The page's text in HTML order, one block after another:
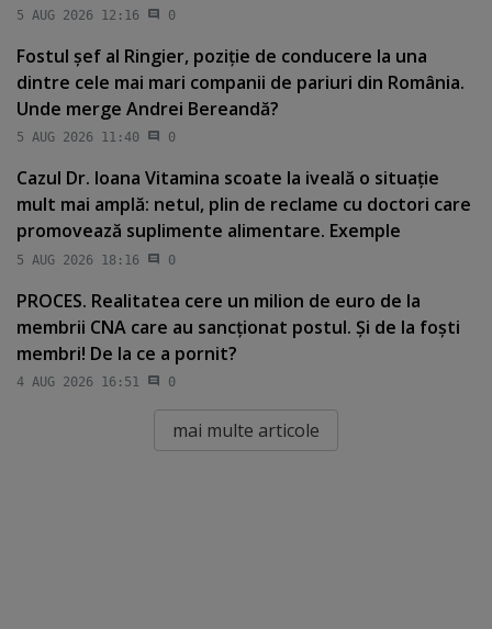
5 AUG 2026 12:16 0
Fostul şef al Ringier, poziţie de conducere la una
dintre cele mai mari companii de pariuri din România.
Unde merge Andrei Bereandă?
5 AUG 2026 11:40 0
Cazul Dr. Ioana Vitamina scoate la iveală o situaţie
mult mai amplă: netul, plin de reclame cu doctori care
promovează suplimente alimentare. Exemple
5 AUG 2026 18:16 0
PROCES. Realitatea cere un milion de euro de la
membrii CNA care au sancţionat postul. Şi de la foşti
membri! De la ce a pornit?
4 AUG 2026 16:51 0
mai multe articole